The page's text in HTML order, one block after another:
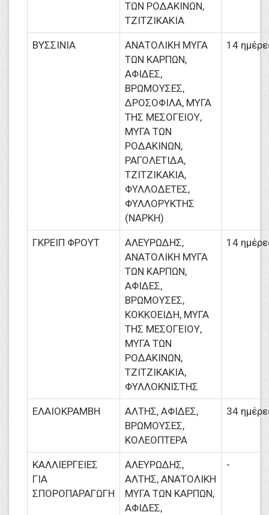
ΤΩΝ ΡΟΔΑΚΙΝΩΝ,
ΤΖΙΤΖΙΚΑΚΙΑ
ΒΥΣΣΙΝΙΑ
ΑΝΑΤΟΛΙΚΗ ΜΥΓΑ
ΤΩΝ ΚΑΡΠΩΝ,
ΑΦΙΔΕΣ,
ΒΡΩΜΟΥΣΕΣ,
ΔΡΟΣΟΦΙΛΑ, ΜΥΓΑ
ΤΗΣ ΜΕΣΟΓΕΙΟΥ,
ΜΥΓΑ ΤΩΝ
ΡΟΔΑΚΙΝΩΝ,
ΡΑΓΟΛΕΤΙΔΑ,
ΤΖΙΤΖΙΚΑΚΙΑ,
ΦΥΛΛΟΔΕΤΕΣ,
ΦΥΛΛΟΡΥΚΤΗΣ
(ΝΑΡΚΗ)
14
ΓΚΡΕΙΠ ΦΡΟΥΤ
ΑΛΕΥΡΩΔΗΣ,
ΑΝΑΤΟΛΙΚΗ ΜΥΓΑ
ΤΩΝ ΚΑΡΠΩΝ,
ΑΦΙΔΕΣ,
ΒΡΩΜΟΥΣΕΣ,
ΚΟΚΚΟΕΙΔΗ, ΜΥΓΑ
ΤΗΣ ΜΕΣΟΓΕΙΟΥ,
ΜΥΓΑ ΤΩΝ
ΡΟΔΑΚΙΝΩΝ,
ΤΖΙΤΖΙΚΑΚΙΑ,
ΦΥΛΛΟΚΝΙΣΤΗΣ
14
ΕΛΑΙΟΚΡΑΜΒΗ
ΑΛΤΗΣ, ΑΦΙΔΕΣ,
ΒΡΩΜΟΥΣΕΣ,
ΚΟΛΕΟΠΤΕΡΑ
34
ΚΑΛΛΙΕΡΓΕΙΕΣ
ΓΙΑ
ΣΠΟΡΟΠΑΡΑΓΩΓΗ
ΑΛΕΥΡΩΔΗΣ,
ΑΛΤΗΣ, ΑΝΑΤΟΛΙΚΗ
ΜΥΓΑ ΤΩΝ ΚΑΡΠΩΝ,
ΑΦΙΔΕΣ,
-